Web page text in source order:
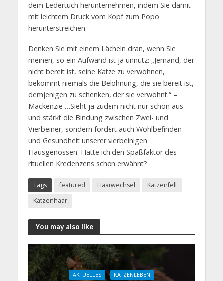
dem Ledertuch herunternehmen, indem Sie damit
mit leichtem Druck vom Kopf zum Popo
herunterstreichen.
Denken Sie mit einem Lächeln dran, wenn Sie
meinen, so ein Aufwand ist ja unnütz: „Jemand, der
nicht bereit ist, seine Katze zu verwöhnen,
bekommt niemals die Belohnung, die sie bereit ist,
demjenigen zu schenken, der sie verwöhnt.“ –
Mackenzie …Sieht ja zudem nicht nur schön aus
und stärkt die Bindung zwischen Zwei- und
Vierbeiner, sondern fördert auch Wohlbefinden
und Gesundheit unserer vierbeinigen
Hausgenossen. Hatte ich den Spaßfaktor des
rituellen Kredenzens schon erwähnt?
Tags featured Haarwechsel
Katzenfell
Katzenhaar
You may also like
AKTUELLES KATZENLEBEN